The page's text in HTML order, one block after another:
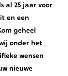
al 25 jaar voor
en een
geheel
onder het
wensen
nieuwe